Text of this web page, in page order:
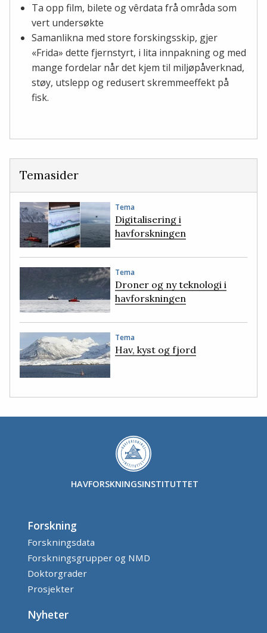
Ta opp film, bilete og vêrdata frå områda som
vert undersøkte
Samanlikna med store forskingsskip, gjer
«Frida» dette fjernstyrt, i lita innpakning og med
mange fordelar når det kjem til miljøpåverknad,
støy, utslepp og redusert skremmeeffekt på
fisk.
Temasider
Tema
Digitalisering i
havforskningen
Tema
Droner og ny teknologi i
havforskningen
Tema
Hav, kyst og fjord
HAVFORSKNINGSINSTITUTTET
Forskning
Forskningsdata
Forskningsgrupper og NMD
Doktorgrader
Prosjekter
Nyheter